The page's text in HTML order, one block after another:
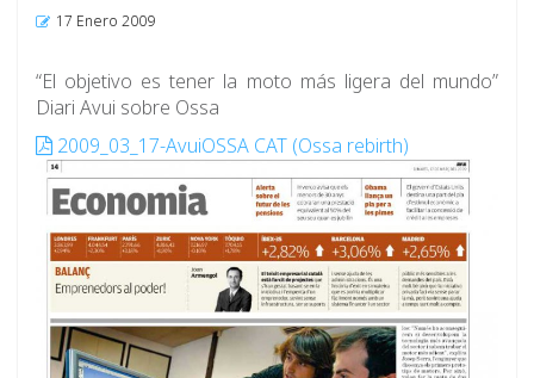
17 Enero 2009
“El objetivo es tener la moto más ligera del mundo”
Diari Avui sobre Ossa
2009_03_17-AvuiOSSA CAT (Ossa rebirth)